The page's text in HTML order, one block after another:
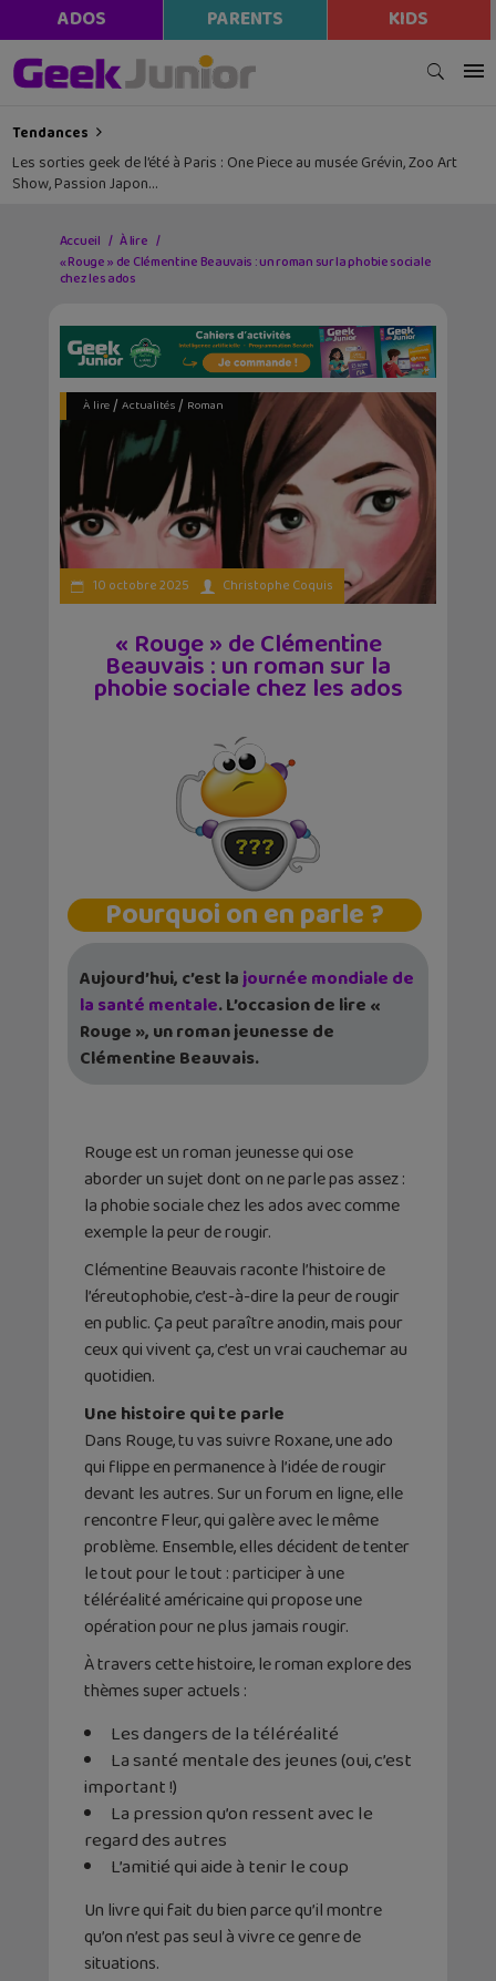
ADOS PARENTS KIDS
Tendances
Les sorties geek de l’été à Paris : One Piece au musée Grévin, Zoo Art
Show, Passion Japon…
Accueil
À lire
« Rouge » de Clémentine Beauvais : un roman sur la phobie sociale
chez les ados
À lire/ Actualités/ Roman
10 octobre 2025 Christophe Coquis
« Rouge » de Clémentine
Beauvais : un roman sur la
phobie sociale chez les ados
Pourquoi on en parle ?
Aujourd’hui, c’est lajournée mondiale de
la santé mentale. L’occasion de lire «
Rouge », un roman jeunesse de
Clémentine Beauvais.
Rouge est un roman jeunesse qui ose
aborder un sujet dont on ne parle pas assez :
la phobie sociale chez les ados avec comme
exemple la peur de rougir.
Clémentine Beauvais raconte l’histoire de
l’éreutophobie, c’est-à-dire la peur de rougir
en public. Ça peut paraître anodin, mais pour
ceux qui vivent ça, c’est un vrai cauchemar au
quotidien.
Une histoire qui te parle
Dans Rouge, tu vas suivre Roxane, une ado
qui flippe en permanence à l’idée de rougir
devant les autres. Sur un forum en ligne, elle
rencontre Fleur, qui galère avec le même
problème. Ensemble, elles décident de tenter
le tout pour le tout : participer à une
téléréalité américaine qui propose une
opération pour ne plus jamais rougir.
À travers cette histoire, le roman explore des
thèmes super actuels :
Les dangers de la téléréalité
La santé mentale des jeunes (oui, c’est
important !)
La pression qu’on ressent avec le
regard des autres
L’amitié qui aide à tenir le coup
Un livre qui fait du bien parce qu’il montre
qu’on n’est pas seul à vivre ce genre de
situations.